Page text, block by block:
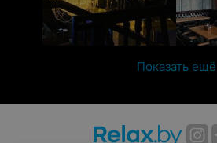
Показать ещё